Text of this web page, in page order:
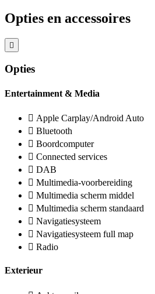
Opties en accessoires
Opties
Entertainment & Media
Apple Carplay/Android Auto
Bluetooth
Boordcomputer
Connected services
DAB
Multimedia-voorbereiding
Multimedia scherm middel
Multimedia scherm standaard
Navigatiesysteem
Navigatiesysteem full map
Radio
Exterieur